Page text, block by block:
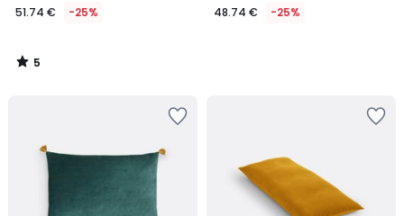
51.74 € -25%
5
/
48.74 € -25%